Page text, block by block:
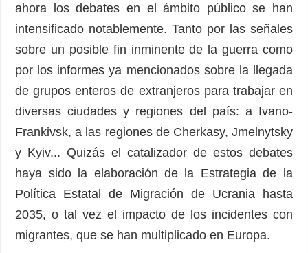
ahora los debates en el ámbito público se han
intensificado notablemente. Tanto por las señales
sobre un posible fin inminente de la guerra como
por los informes ya mencionados sobre la llegada
de grupos enteros de extranjeros para trabajar en
diversas ciudades y regiones del país: a Ivano-
Frankivsk, a las regiones de Cherkasy, Jmelnytsky
y Kyiv... Quizás el catalizador de estos debates
haya sido la elaboración de la Estrategia de la
Política Estatal de Migración de Ucrania hasta
2035, o tal vez el impacto de los incidentes con
migrantes, que se han multiplicado en Europa.